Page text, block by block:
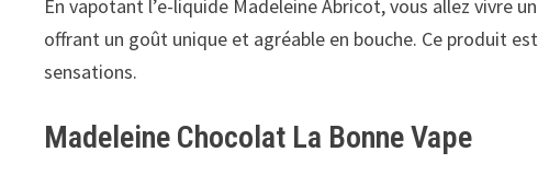
En vapotant l’e-liquide Madeleine Abricot, vous allez vivre
offrant un goût unique et agréable en bouche. Ce produit
sensations.
Madeleine Chocolat La Bonne Vape